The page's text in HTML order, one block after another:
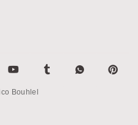
Bouhlel